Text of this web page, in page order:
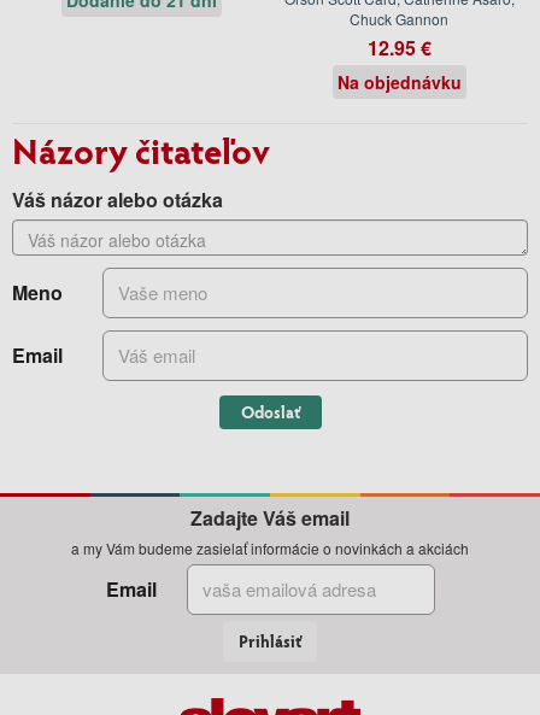
Chuck Gannon
12.95 €
Na objednávku
Názory čitateľov
Váš názor alebo otázka
Meno
Email
Odoslať
Zadajte Váš email
a my Vám budeme zasielať informácie o novinkách a akciách
Email
Prihlásiť